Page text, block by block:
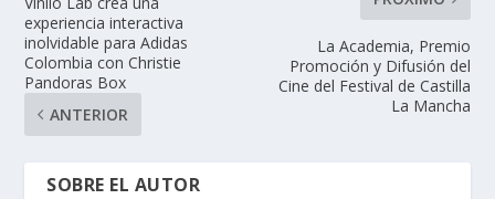
experiencia interactiva
inolvidable para Adidas
Colombia con Christie
Pandoras Box
ANTERIOR
La Academia, Premio
Promoción y Difusión del
Cine del Festival de Castilla
La Mancha
SOBRE EL AUTOR